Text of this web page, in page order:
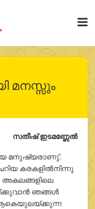
മനസ്സും
സതീഷ് ഇടമണ്ണേല്‍
മനുഷ്യരാണു്.
കരകളില്‍നിന്നു
അകലങ്ങളിലെ
ഞങ്ങള്‍
ആകെയുലയ്ക്കുന്ന